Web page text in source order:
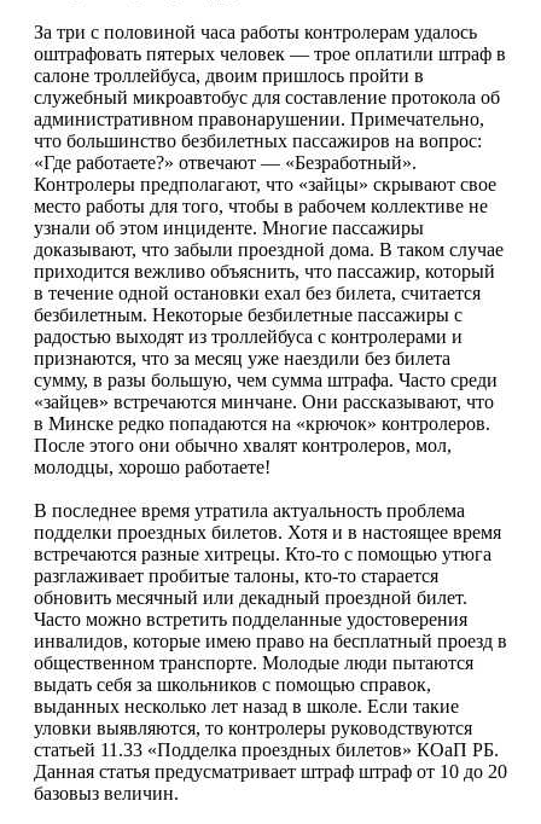
За три с половиной часа работы контролерам удалось
оштрафовать пятерых человек — трое оплатили штраф в
салоне троллейбуса, двоим пришлось пройти в
служебный микроавтобус для составление протокола об
административном правонарушении. Примечательно,
что большинство безбилетных пассажиров на вопрос:
«Где работаете?» отвечают — «Безработный».
Контролеры предполагают, что «зайцы» скрывают свое
место работы для того, чтобы в рабочем коллективе не
узнали об этом инциденте. Многие пассажиры
доказывают, что забыли проездной дома. В таком случае
приходится вежливо объяснить, что пассажир, который
в течение одной остановки ехал без билета, считается
безбилетным. Некоторые безбилетные пассажиры с
радостью выходят из троллейбуса с контролерами и
признаются, что за месяц уже наездили без билета
сумму, в разы большую, чем сумма штрафа. Часто среди
«зайцев» встречаются минчане. Они рассказывают, что
в Минске редко попадаются на «крючок» контролеров.
После этого они обычно хвалят контролеров, мол,
молодцы, хорошо работаете!
В последнее время утратила актуальность проблема
подделки проездных билетов. Хотя и в настоящее время
встречаются разные хитрецы. Кто-то с помощью утюга
разглаживает пробитые талоны, кто-то старается
обновить месячный или декадный проездной билет.
Часто можно встретить подделанные удостоверения
инвалидов, которые имею право на бесплатный проезд в
общественном транспорте. Молодые люди пытаются
выдать себя за школьников с помощью справок,
выданных несколько лет назад в школе. Если такие
уловки выявляются, то контролеры руководствуются
статьей 11.33 «Подделка проездных билетов» КОаП РБ.
Данная статья предусматривает штраф штраф от 10 до 20
базовыз величин.